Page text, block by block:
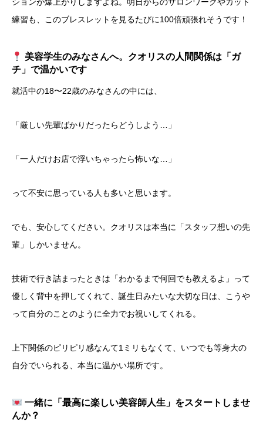
練習も、このブレスレットを見るたびに100倍頑張れそうです！
美容学生のみなさんへ。クオリスの人間関係は「ガ
チ」で温かいです
​就活中の18〜22歳のみなさんの中には、
「厳しい先輩ばかりだったらどうしよう…」
「一人だけお店で浮いちゃったら怖いな…」
って不安に思っている人も多いと思います。
​でも、安心してください。クオリスは本当に「スタッフ想いの先
輩」しかいません。
​技術で行き詰まったときは「わかるまで何回でも教えるよ」って
優しく背中を押してくれて、誕生日みたいな大切な日は、こうや
って自分のことのように全力でお祝いしてくれる。
​上下関係のピリピリ感なんて1ミリもなくて、いつでも等身大の
自分でいられる、本当に温かい場所です。
一緒に「最高に楽しい美容師人生」をスタートしませ
んか？